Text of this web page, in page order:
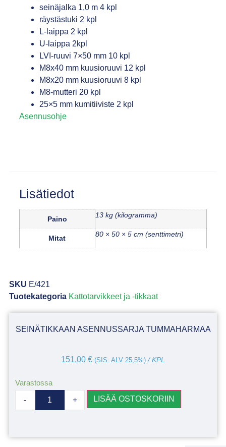
seinäjalka 1,0 m 4 kpl
räystästuki 2 kpl
L-laippa 2 kpl
U-laippa 2kpl
LVI-ruuvi 7×50 mm 10 kpl
M8x40 mm kuusioruuvi 12 kpl
M8x20 mm kuusioruuvi 8 kpl
M8-mutteri 20 kpl
25×5 mm kumitiiviste 2 kpl
Asennusohje
Lisätiedot
Paino 13 kg (kilogramma)
Mitat 80 × 50 × 5 cm (senttimetri)
SKU E/421
Tuotekategoria Kattotarvikkeet ja -tikkaat
SEINÄTIKKAAN ASENNUSSARJA TUMMAHARMAA
151,00 € (SIS. ALV 25,5%) / KPL
Varastossa
- + LISÄÄ OSTOSKORIIN